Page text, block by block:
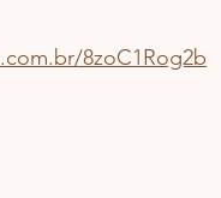
8zoC1Rog2b